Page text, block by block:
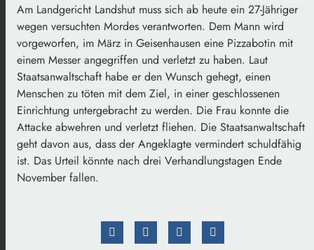
Am Landgericht Landshut muss sich ab heute ein 27-Jähriger
wegen versuchten Mordes verantworten. Dem Mann wird
vorgeworfen, im März in Geisenhausen eine Pizzabotin mit
einem Messer angegriffen und verletzt zu haben. Laut
Staatsanwaltschaft habe er den Wunsch gehegt, einen
Menschen zu töten mit dem Ziel, in einer geschlossenen
Einrichtung untergebracht zu werden. Die Frau konnte die
Attacke abwehren und verletzt fliehen. Die Staatsanwaltschaft
geht davon aus, dass der Angeklagte vermindert schuldfähig
ist. Das Urteil könnte nach drei Verhandlungstagen Ende
November fallen.